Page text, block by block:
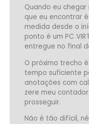
Quando eu
que eu encontrar
medida desde o
ponto é um PC
entregue no final
O próximo trecho
tempo suficiente
anotações com
zere meu
prosseguir.
Não é tão difícil,